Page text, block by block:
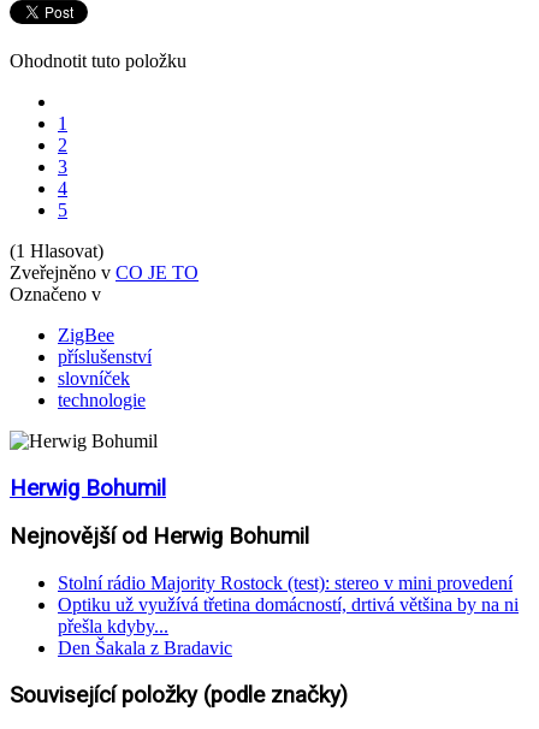
Ohodnotit tuto položku
1
2
3
4
5
(1 Hlasovat)
Zveřejněno v CO JE TO
Označeno v
ZigBee
příslušenství
slovníček
technologie
Herwig Bohumil
Nejnovější od Herwig Bohumil
Stolní rádio Majority Rostock (test): stereo v mini provedení
Optiku už využívá třetina domácností, drtivá většina by na ni
přešla kdyby...
Den Šakala z Bradavic
Související položky (podle značky)